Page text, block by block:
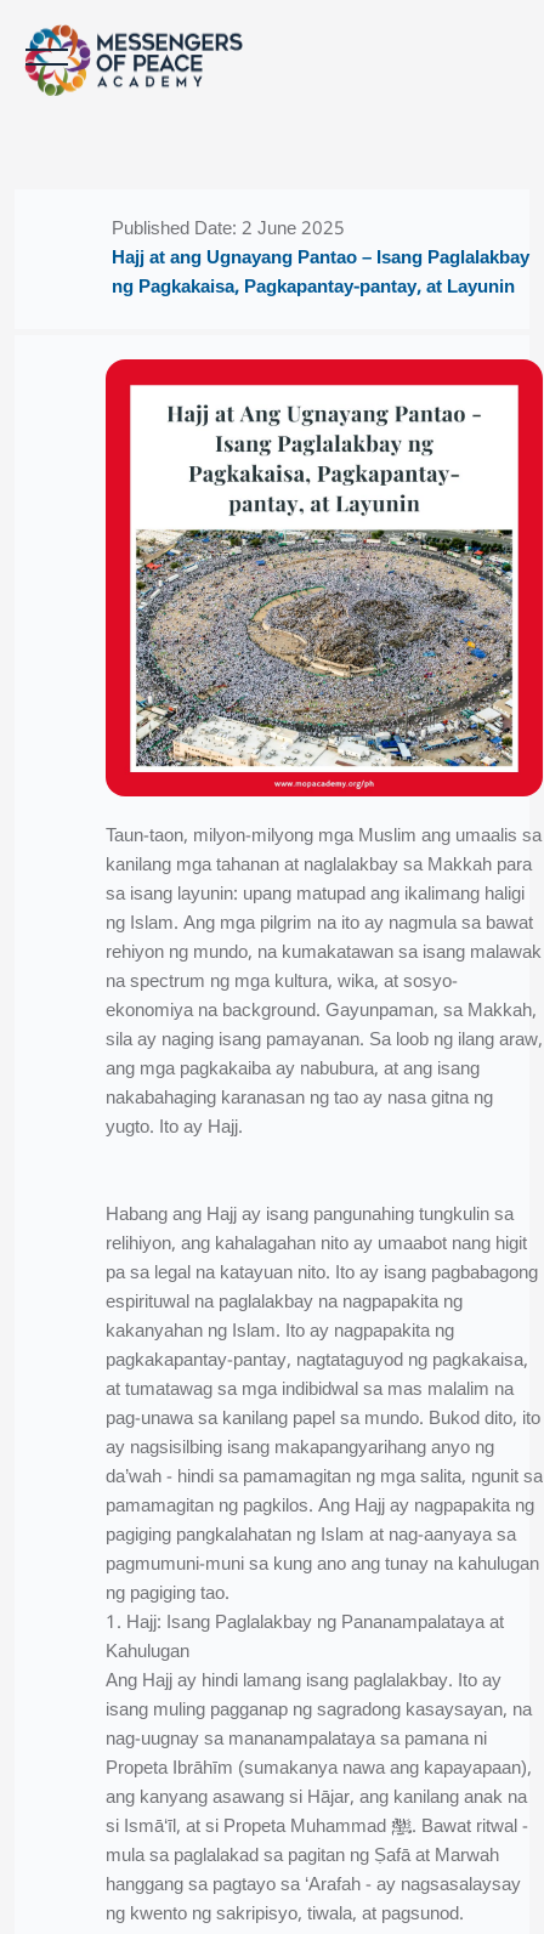
BlocksPublished Date: 2 June 2025
Hajj at ang Ugnayang Pantao – Isang Paglalakbay
ng Pagkakaisa, Pagkapantay-pantay, at Layunin
Taun-taon, milyon-milyong mga Muslim ang umaalis sa
kanilang mga tahanan at naglalakbay sa Makkah para
sa isang layunin: upang matupad ang ikalimang haligi
ng Islam. Ang mga pilgrim na ito ay nagmula sa bawat
rehiyon ng mundo, na kumakatawan sa isang malawak
na spectrum ng mga kultura, wika, at sosyo-
ekonomiya na background. Gayunpaman, sa Makkah,
sila ay naging isang pamayanan. Sa loob ng ilang araw,
ang mga pagkakaiba ay nabubura, at ang isang
nakabahaging karanasan ng tao ay nasa gitna ng
yugto. Ito ay Hajj.
Habang ang Hajj ay isang pangunahing tungkulin sa
relihiyon, ang kahalagahan nito ay umaabot nang higit
pa sa legal na katayuan nito. Ito ay isang pagbabagong
espirituwal na paglalakbay na nagpapakita ng
kakanyahan ng Islam. Ito ay nagpapakita ng
pagkakapantay-pantay, nagtataguyod ng pagkakaisa,
at tumatawag sa mga indibidwal sa mas malalim na
pag-unawa sa kanilang papel sa mundo. Bukod dito, ito
ay nagsisilbing isang makapangyarihang anyo ng
da’wah - hindi sa pamamagitan ng mga salita, ngunit sa
pamamagitan ng pagkilos. Ang Hajj ay nagpapakita ng
pagiging pangkalahatan ng Islam at nag-aanyaya sa
pagmumuni-muni sa kung ano ang tunay na kahulugan
ng pagiging tao.
1. Hajj: Isang Paglalakbay ng Pananampalataya at
Kahulugan
Ang Hajj ay hindi lamang isang paglalakbay. Ito ay
isang muling pagganap ng sagradong kasaysayan, na
nag-uugnay sa mananampalataya sa pamana ni
Propeta Ibrāhīm (sumakanya nawa ang kapayapaan),
ang kanyang asawang si Hājar, ang kanilang anak na
si Ismā‘īl, at si Propeta Muhammad ﷺ. Bawat ritwal -
mula sa paglalakad sa pagitan ng Ṣafā at Marwah
hanggang sa pagtayo sa ‘Arafah - ay nagsasalaysay
ng kwento ng sakripisyo, tiwala, at pagsunod.